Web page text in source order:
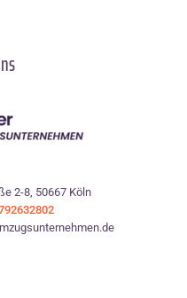
2-8, 50667 Köln